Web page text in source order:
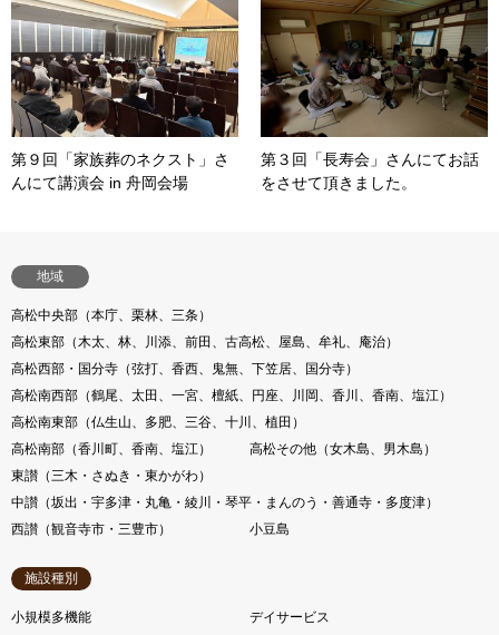
第９回「家族葬のネクスト」さ
んにて講演会 in 舟岡会場
第３回「長寿会」さんにてお話
をさせて頂きました。
地域
高松中央部（本庁、栗林、三条）
高松東部（木太、林、川添、前田、古高松、屋島、牟礼、庵治）
高松西部・国分寺（弦打、香西、鬼無、下笠居、国分寺）
高松南西部（鶴尾、太田、一宮、檀紙、円座、川岡、香川、香南、塩江）
高松南東部（仏生山、多肥、三谷、十川、植田）
高松南部（香川町、香南、塩江）
高松その他（女木島、男木島）
東讃（三木・さぬき・東かがわ）
中讃（坂出・宇多津・丸亀・綾川・琴平・まんのう・善通寺・多度津）
西讃（観音寺市・三豊市）
小豆島
施設種別
小規模多機能
デイサービス